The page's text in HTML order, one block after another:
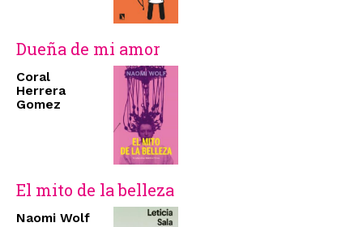
Dueña de mi amor
Coral
Herrera
Gomez
El mito de la belleza
Naomi Wolf